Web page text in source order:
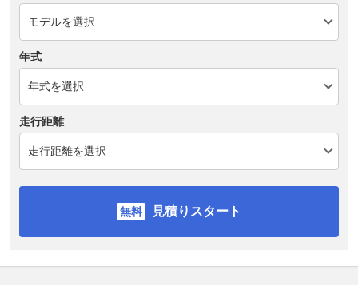
年式
走行距離
見積りスタート